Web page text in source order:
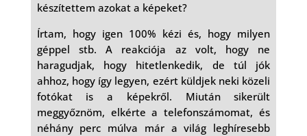
készítettem azokat a képeket?
Írtam, hogy igen 100% kézi és, hogy milyen
géppel stb. A reakciója az volt, hogy ne
haragudjak, hogy hitetlenkedik, de túl jók
ahhoz, hogy így legyen, ezért küldjek neki közeli
fotókat is a képekről. Miután sikerült
meggyőznöm, elkérte a telefonszámomat, és
néhány perc múlva már a világ leghíresebb